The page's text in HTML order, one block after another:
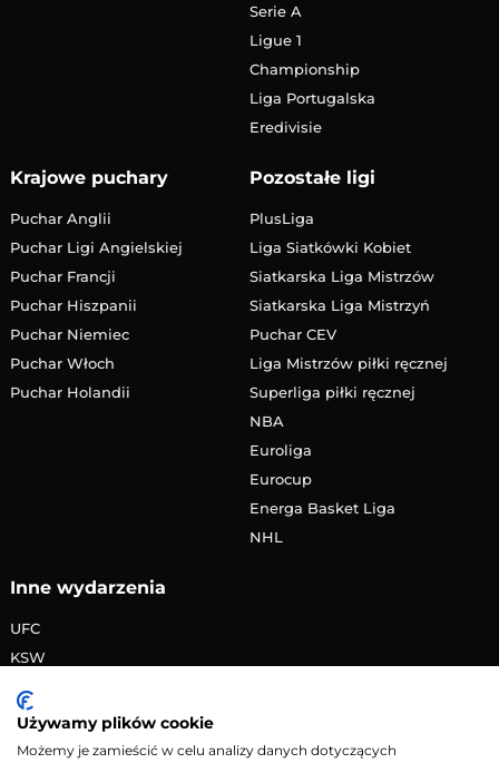
Serie A
Ligue 1
Championship
Liga Portugalska
Eredivisie
Krajowe puchary
Puchar Anglii
Puchar Ligi Angielskiej
Puchar Francji
Puchar Hiszpanii
Puchar Niemiec
Puchar Włoch
Puchar Holandii
Pozostałe ligi
PlusLiga
Liga Siatkówki Kobiet
Siatkarska Liga Mistrzów
Siatkarska Liga Mistrzyń
Puchar CEV
Liga Mistrzów piłki ręcznej
Superliga piłki ręcznej
NBA
Euroliga
Eurocup
Energa Basket Liga
NHL
Inne wydarzenia
UFC
KSW
PRIME MMA
Żużlowa Ekstraliga
Używamy plików cookie
Możemy je zamieścić w celu analizy danych dotyczących